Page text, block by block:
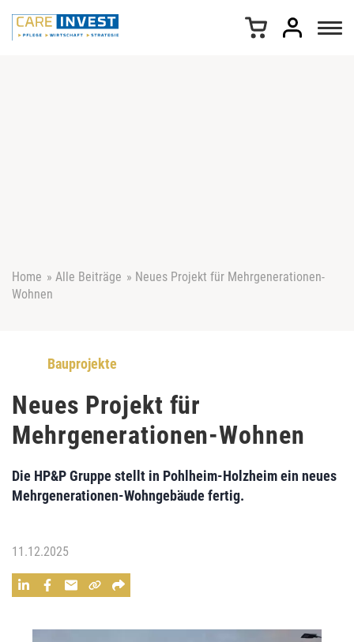
Home » Alle Beiträge » Neues Projekt für Mehrgenerationen-
Wohnen
Bauprojekte
Neues Projekt für
Mehrgenerationen-Wohnen
Die HP&P Gruppe stellt in Pohlheim-Holzheim ein neues
Mehrgenerationen-Wohngebäude fertig.
11.12.2025